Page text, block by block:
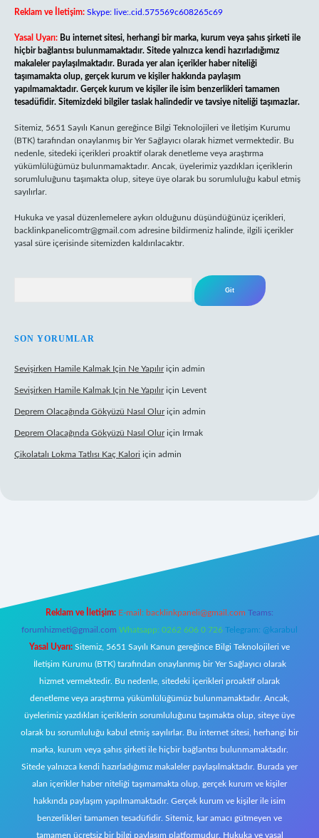
Reklam ve İletişim: Skype: live:.cid.575569c608265c69
Yasal Uyarı: Bu internet sitesi, herhangi bir marka, kurum veya şahıs şirketi ile
hiçbir bağlantısı bulunmamaktadır. Sitede yalnızca kendi hazırladığımız
makaleler paylaşılmaktadır. Burada yer alan içerikler haber niteliği
taşımamakta olup, gerçek kurum ve kişiler hakkında paylaşım
yapılmamaktadır. Gerçek kurum ve kişiler ile isim benzerlikleri tamamen
tesadüfidir. Sitemizdeki bilgiler taslak halindedir ve tavsiye niteliği taşımazlar.
Sitemiz, 5651 Sayılı Kanun gereğince Bilgi Teknolojileri ve İletişim Kurumu
(BTK) tarafından onaylanmış bir Yer Sağlayıcı olarak hizmet vermektedir. Bu
nedenle, sitedeki içerikleri proaktif olarak denetleme veya araştırma
yükümlülüğümüz bulunmamaktadır. Ancak, üyelerimiz yazdıkları içeriklerin
sorumluluğunu taşımakta olup, siteye üye olarak bu sorumluluğu kabul etmiş
sayılırlar.
Hukuka ve yasal düzenlemelere aykırı olduğunu düşündüğünüz içerikleri,
backlinkpanelicomtr@gmail.com adresine bildirmeniz halinde, ilgili içerikler
yasal süre içerisinde sitemizden kaldırılacaktır.
SON YORUMLAR
Sevişirken Hamile Kalmak Için Ne Yapılıriçin admin
Sevişirken Hamile Kalmak Için Ne Yapılıriçin Levent
Deprem Olacağında Gökyüzü Nasıl Oluriçin admin
Deprem Olacağında Gökyüzü Nasıl Oluriçin Irmak
Çikolatalı Lokma Tatlısı Kaç Kalori için admin
Reklam ve İletişim: E-mail: backlinkpaneli@gmail.com Teams:
forumhizmeti@gmail.com Whatsapp: 0262 606 0 726 Telegram: @karabul
Yasal Uyarı: Sitemiz, 5651 Sayılı Kanun gereğince Bilgi Teknolojileri ve
İletişim Kurumu (BTK) tarafından onaylanmış bir Yer Sağlayıcı olarak
hizmet vermektedir. Bu nedenle, sitedeki içerikleri proaktif olarak
denetleme veya araştırma yükümlülüğümüz bulunmamaktadır. Ancak,
üyelerimiz yazdıkları içeriklerin sorumluluğunu taşımakta olup, siteye üye
olarak bu sorumluluğu kabul etmiş sayılırlar. Bu internet sitesi, herhangi bir
marka, kurum veya şahıs şirketi ile hiçbir bağlantısı bulunmamaktadır.
Sitede yalnızca kendi hazırladığımız makaleler paylaşılmaktadır. Burada yer
alan içerikler haber niteliği taşımamakta olup, gerçek kurum ve kişiler
hakkında paylaşım yapılmamaktadır. Gerçek kurum ve kişiler ile isim
benzerlikleri tamamen tesadüfidir. Sitemiz, kar amacı gütmeyen ve
tamamen ücretsiz bir bilgi paylaşım platformudur. Hukuka ve yasal